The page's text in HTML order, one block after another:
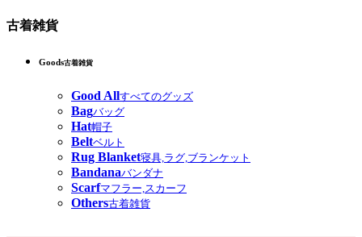
古着雑貨
Goods古着雑貨
Good Allすべてのグッズ
Bagバッグ
Hat帽子
Beltベルト
Rug Blanket寝具,ラグ,ブランケット
Bandanaバンダナ
Scarfマフラー,スカーフ
Others古着雑貨